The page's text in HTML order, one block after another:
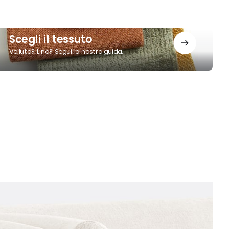
Scegli il tessuto
Velluto? Lino? Segui la nostra guida.